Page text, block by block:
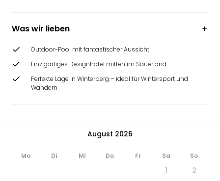
Was wir lieben
Outdoor-Pool mit fantastischer Aussicht
Einzigartiges Designhotel mitten im Sauerland
Perfekte Lage in Winterberg – ideal für Wintersport und
Wandern
August 2026
Mo Di Mi Do Fr Sa So
1
2